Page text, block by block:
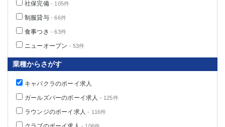
社保完備- 105件
制服貸与- 66件
食事つき - 63件
ニューオープン - 53件
業種からさがす
キャバクラのボーイ求人
ガールズバーのボーイ求人 - 125件
ラウンジのボーイ求人 - 116件